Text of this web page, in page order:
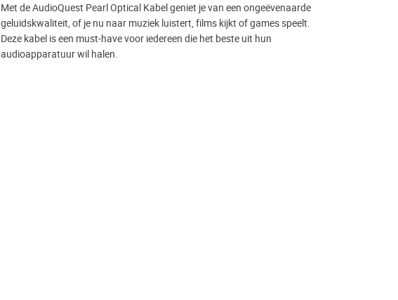
Met de AudioQuest Pearl Optical Kabel geniet je van een ongeëvenaarde
geluidskwaliteit, of je nu naar muziek luistert, films kijkt of games speelt.
Deze kabel is een must-have voor iedereen die het beste uit hun
audioapparatuur wil halen.